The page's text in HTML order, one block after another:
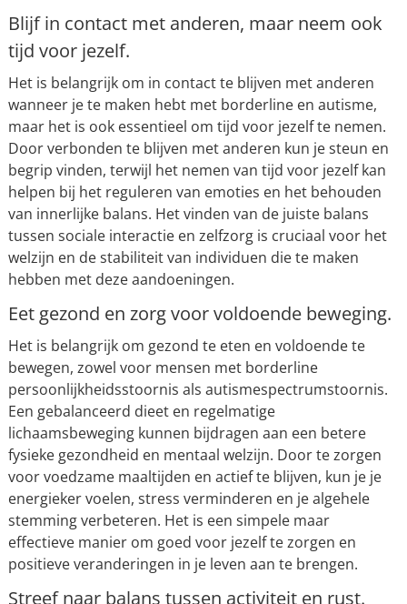
Blijf in contact met anderen, maar neem ook
tijd voor jezelf.
Het is belangrijk om in contact te blijven met anderen
wanneer je te maken hebt met borderline en autisme,
maar het is ook essentieel om tijd voor jezelf te nemen.
Door verbonden te blijven met anderen kun je steun en
begrip vinden, terwijl het nemen van tijd voor jezelf kan
helpen bij het reguleren van emoties en het behouden
van innerlijke balans. Het vinden van de juiste balans
tussen sociale interactie en zelfzorg is cruciaal voor het
welzijn en de stabiliteit van individuen die te maken
hebben met deze aandoeningen.
Eet gezond en zorg voor voldoende beweging.
Het is belangrijk om gezond te eten en voldoende te
bewegen, zowel voor mensen met borderline
persoonlijkheidsstoornis als autismespectrumstoornis.
Een gebalanceerd dieet en regelmatige
lichaamsbeweging kunnen bijdragen aan een betere
fysieke gezondheid en mentaal welzijn. Door te zorgen
voor voedzame maaltijden en actief te blijven, kun je je
energieker voelen, stress verminderen en je algehele
stemming verbeteren. Het is een simpele maar
effectieve manier om goed voor jezelf te zorgen en
positieve veranderingen in je leven aan te brengen.
Streef naar balans tussen activiteit en rust.